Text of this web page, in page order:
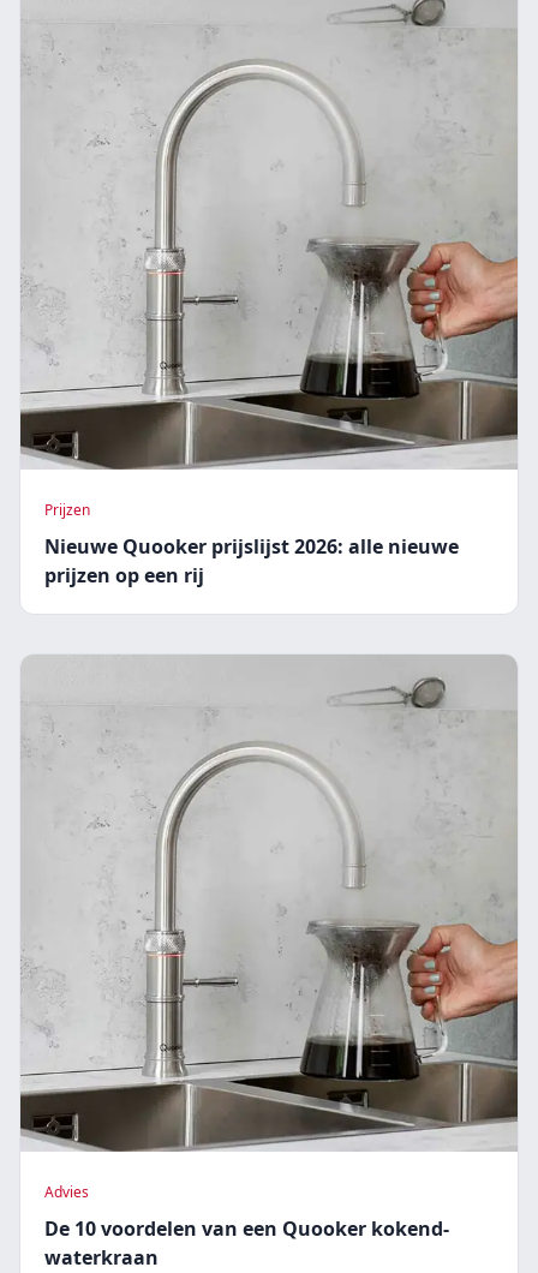
Prijzen
Nieuwe Quooker prijslijst 2026: alle nieuwe
prijzen op een rij
Advies
De 10 voordelen van een Quooker kokend-
waterkraan